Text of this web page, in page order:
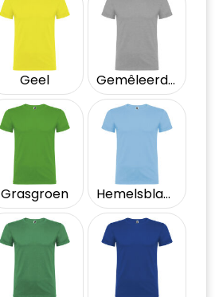
Geel Gemêleerd grijs
Grasgroen Hemelsblauw